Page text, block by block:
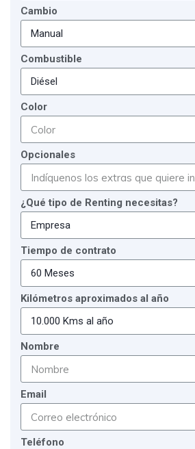
Cambio
Combustible
Color
Opcionales
¿Qué tipo de Renting necesitas?
Tiempo de contrato
Kilómetros aproximados al año
Nombre
Email
Teléfono